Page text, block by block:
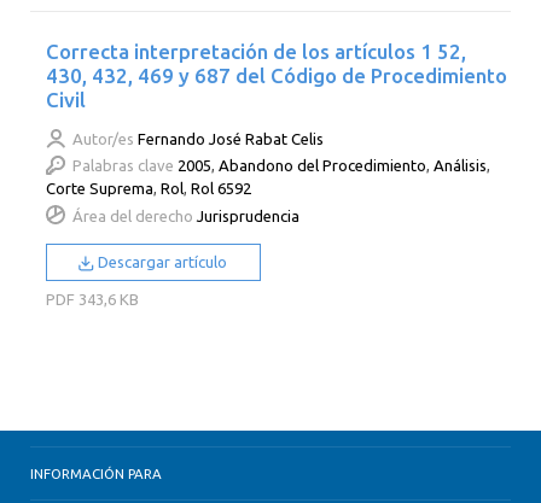
Correcta interpretación de los artículos 1 52,
430, 432, 469 y 687 del Código de Procedimiento
Civil
Autor/es Fernando José Rabat Celis
Palabras clave 2005,Abandono del Procedimiento,Análisis,
Corte Suprema,Rol,Rol 6592
Área del derecho Jurisprudencia
Descargar artículo
PDF 343,6 KB
INFORMACIÓN PARA